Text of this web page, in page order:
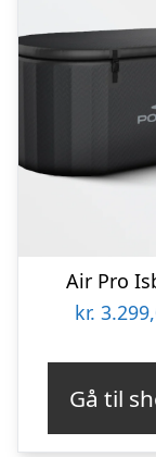
Air Pro
kr.
Gå til